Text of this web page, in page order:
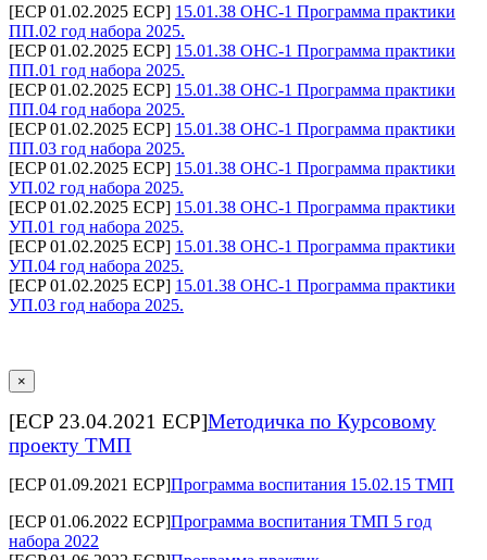
[ECP 01.02.2025 ECP] 15.01.38 ОНС-1 Программа практики
ПП.02 год набора 2025.
[ECP 01.02.2025 ECP] 15.01.38 ОНС-1 Программа практики
ПП.01 год набора 2025.
[ECP 01.02.2025 ECP] 15.01.38 ОНС-1 Программа практики
ПП.04 год набора 2025.
[ECP 01.02.2025 ECP] 15.01.38 ОНС-1 Программа практики
ПП.03 год набора 2025.
[ECP 01.02.2025 ECP] 15.01.38 ОНС-1 Программа практики
УП.02 год набора 2025.
[ECP 01.02.2025 ECP] 15.01.38 ОНС-1 Программа практики
УП.01 год набора 2025.
[ECP 01.02.2025 ECP] 15.01.38 ОНС-1 Программа практики
УП.04 год набора 2025.
[ECP 01.02.2025 ECP] 15.01.38 ОНС-1 Программа практики
УП.03 год набора 2025.
×
[ECP 23.04.2021 ECP]Методичка по Курсовому
проекту ТМП
[ECP 01.09.2021 ECP]Программа воспитания 15.02.15 ТМП
[ECP 01.06.2022 ECP]Программа воспитания ТМП 5 год
набора 2022